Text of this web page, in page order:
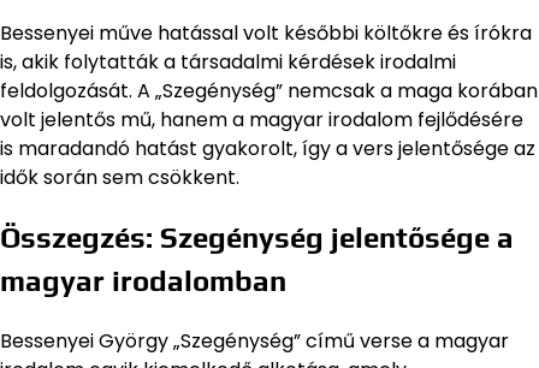
Bessenyei műve hatással volt későbbi költőkre és írókra
is, akik folytatták a társadalmi kérdések irodalmi
feldolgozását. A „Szegénység” nemcsak a maga korában
volt jelentős mű, hanem a magyar irodalom fejlődésére
is maradandó hatást gyakorolt, így a vers jelentősége az
idők során sem csökkent.
Összegzés: Szegénység jelentősége a
magyar irodalomban
Bessenyei György „Szegénység” című verse a magyar